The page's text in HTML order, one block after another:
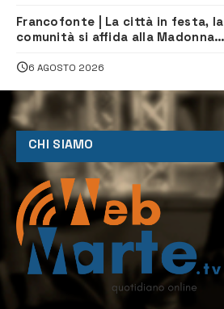
Francofonte | La città in festa, la
comunità si affida alla Madonna
6 AGOSTO 2026
CHI SIAMO